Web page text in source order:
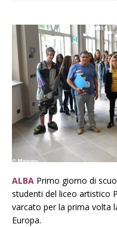
ALBA Primo giorno di
studenti del liceo artistico
varcato per la prima volta
Europa.